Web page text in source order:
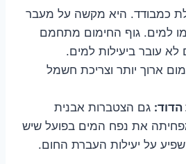
כמבודד. היא מקשה על מעבר
למים. גוף החימום מתחמם
עובר ביעילות למים.
ארוך יותר וצריכת חשמל
גם הצטברות אבנית
את נפח המים בפועל שיש
על יעילות העברת החום.